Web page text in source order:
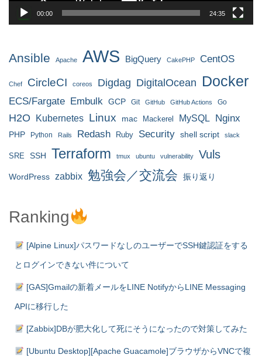
00:00 24:35
Ansible Apache AWS BigQuery CakePHP CentOS
Chef CircleCI coreos Digdag DigitalOcean Docker
ECS/Fargate Embulk GCP Git GitHub GitHub Actions Go
H2O Kubernetes Linux mac Mackerel MySQL Nginx
PHP Python Rails Redash Ruby Security shell script slack
SRE SSH Terraform tmux ubuntu vulnerability Vuls
WordPress zabbix 勉強会／交流会 振り返り
Ranking
[Alpine Linux]パスワードなしのユーザーでSSH鍵認証をする
とログインできない件について
[GAS]Gmailの新着メールをLINE NotifyからLINE Messaging
APIに移行した
[Zabbix]DBが肥大化して死にそうになったので対策してみた
[Ubuntu Desktop][Apache Guacamole]ブラウザからVNCで複